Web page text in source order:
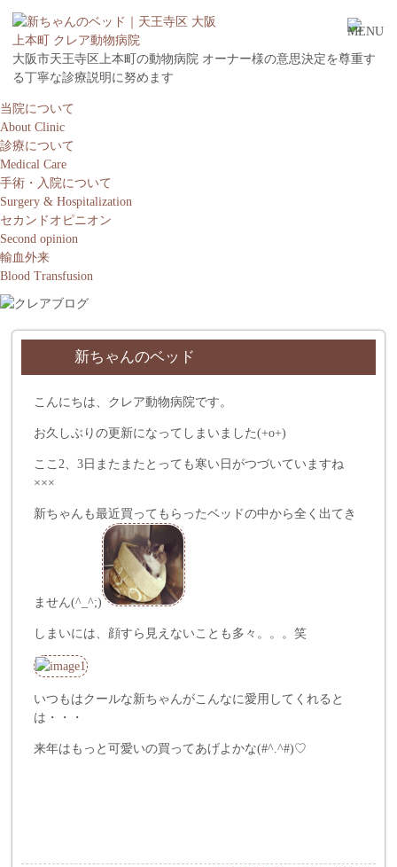
大阪市天王寺区上本町の動物病院 オーナー様の意思決定を尊重す
る丁寧な診療説明に努めます
当院について
About Clinic
診療について
Medical Care
手術・入院について
Surgery & Hospitalization
セカンドオピニオン
Second opinion
輸血外来
Blood Transfusion
新ちゃんのベッド
こんにちは、クレア動物病院です。
お久しぶりの更新になってしまいました(+o+)
ここ2、3日またまたとっても寒い日がつづいていますね
×××
新ちゃんも最近買ってもらったベッドの中から全く出てき
ません(^_^;)
しまいには、顔すら見えないことも多々。。。笑
いつもはクールな新ちゃんがこんなに愛用してくれると
は・・・
来年はもっと可愛いの買ってあげよかな(#^.^#)♡